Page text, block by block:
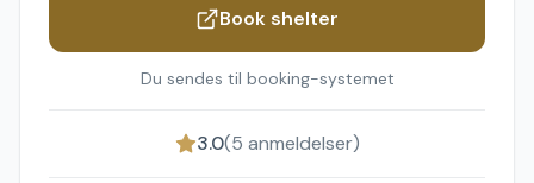
Book shelter
Du sendes til booking-systemet
3.0(5 anmeldelser)